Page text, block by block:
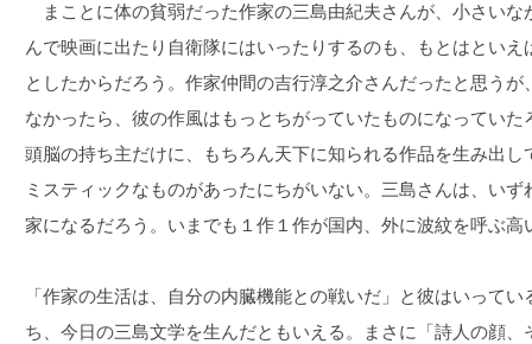
まことに体の貧弱だった作家の三島由紀夫さんが、小さいな
んで映画に出たり自衛隊にはいったりするのも、もとはとい
としたからだろう。作家仲間の吉行淳之介さんだったと思う
なかったら、彼の作風はもっとちがっていたものになってい
頭脳の持ち主だけに、もちろん天下に知られる作品を生み出
ミスティックなものがあったにちがいない。三島さんは、い
家になるだろう。いまでも１作１作が国内、外に波紋を呼ぶ
「作家の生活は、自分の内臓機能との戦いだ」と彼はいって
ち、今日の三島文学を生んだともいえる。まさに「詩人の顔